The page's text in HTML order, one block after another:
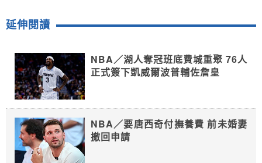
延伸閱讀
NBA／湖人奪冠班底費城重聚 76人
正式簽下凱威爾波普輔佐詹皇
NBA／要唐西奇付撫養費 前未婚妻
撤回申請